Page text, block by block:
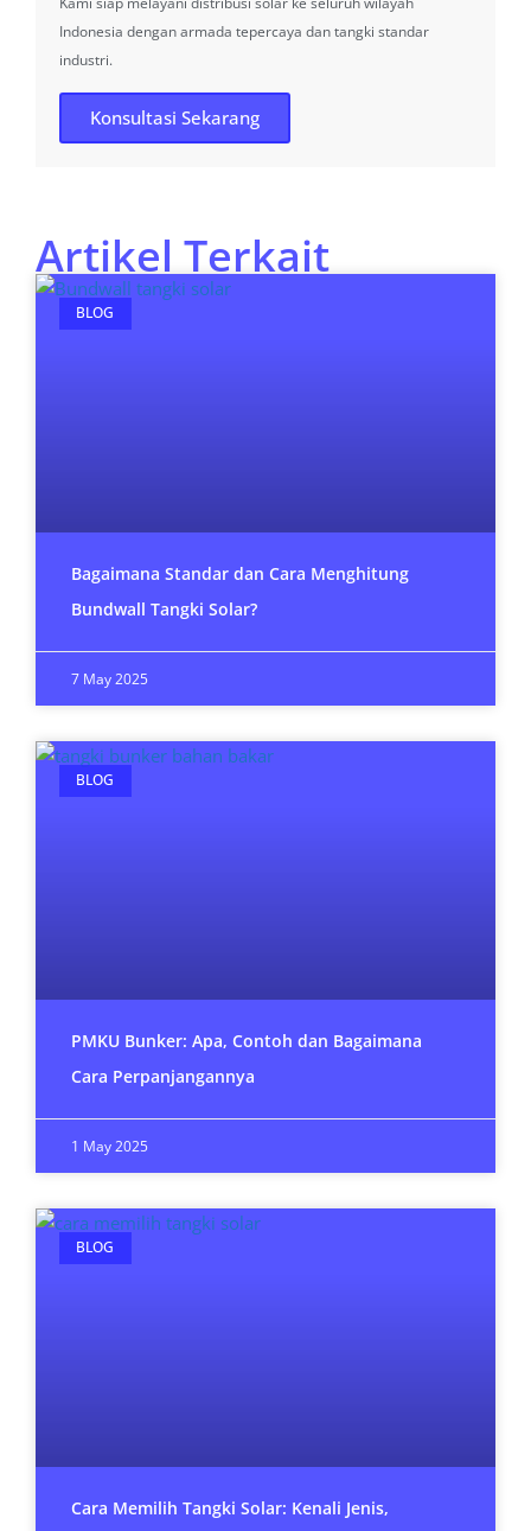
Indonesia dengan armada tepercaya dan tangki standar
industri.
Konsultasi Sekarang
Artikel Terkait
BLOG
Bagaimana Standar dan Cara Menghitung
Bundwall Tangki Solar?
7 May 2025
BLOG
PMKU Bunker: Apa, Contoh dan Bagaimana
Cara Perpanjangannya
1 May 2025
BLOG
Cara Memilih Tangki Solar: Kenali Jenis,